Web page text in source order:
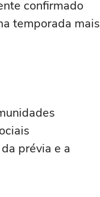
confirmado
temporada mais
prévia e a